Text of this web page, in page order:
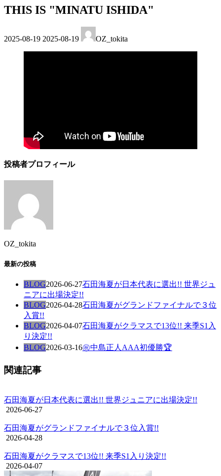
THIS IS "MINATU ISHIDA"
2025-08-19 終
更
2025-08-19 OZ_tokita
投稿者プロフィール
OZ_tokita
最新の投稿
BLOG2026-06-27石田海夏が日本代表に選出!! 世界ジュ
ニアに出場決定!!
BLOG2026-04-28石田海夏がグランドファイナルで３位
入賞!!
BLOG2026-04-07石田海夏がクラマスで13位!! 来季S1入
り決定!!
BLOG2026-03-16㊗️中島正人AAA初優勝🏆
関連記事
石田海夏が日本代表に選出!! 世界ジュニアに出場決定!!
2026-06-27
石田海夏がグランドファイナルで３位入賞!!
2026-04-28
石田海夏がクラマスで13位!! 来季S1入り決定!!
2026-04-07